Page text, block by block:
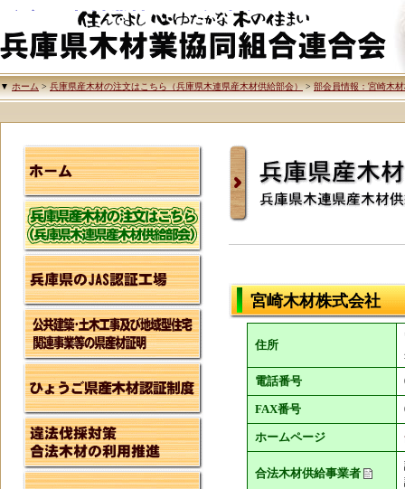
兵庫県木材業協同組合連合会
▼ホーム> 兵庫県産木材の注文はこちら（兵庫県木連県産木材供給部会）> 部会員情報：宮崎木
兵庫県産木材の注文
兵庫県木連県産木材
宮崎木材株式会社
住所
電話番号
FAX番号
ホームページ
合法木材供給事業者